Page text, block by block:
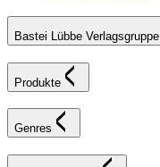
Bastei Lübbe Verlagsgruppe
Produkte
Genres